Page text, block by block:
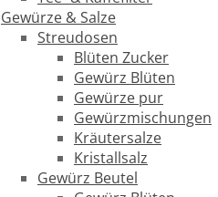
Gewürze & Salze
Streudosen
Blüten Zucker
Gewürz Blüten
Gewürze pur
Gewürzmischungen
Kräutersalze
Kristallsalz
Gewürz Beutel